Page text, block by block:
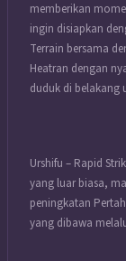
memberikan
ingin disiapkan
Terrain bersama
Heatran dengan
duduk di belakang
Urshifu – Rapid
yang luar biasa,
peningkatan
yang dibawa